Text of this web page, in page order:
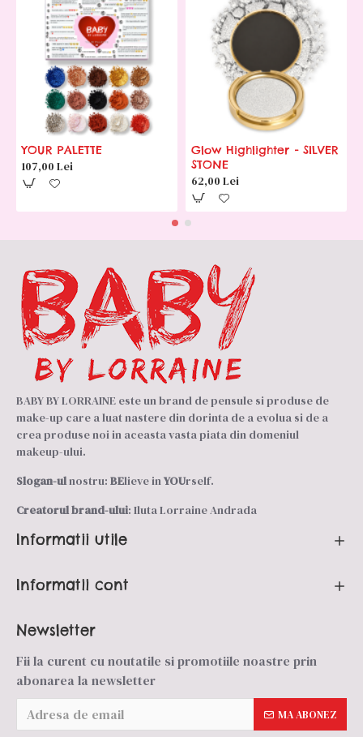
YOUR PALETTE
107,00 Lei
Glow Highlighter - SILVER
STONE
62,00 Lei
BABY BY LORRAINE este un brand de pensule si produse de
make-up care a luat nastere din dorinta de a evolua si de a
crea produse noi in aceasta vasta piata din domeniul
makeup-ului.
Slogan-ulnostru: BElieve inYOUrself.
Creatorul brand-ului: Iluta Lorraine Andrada
Informatii utile
Informatii cont
Newsletter
Fii la curent cu noutatile si promotiile noastre prin
abonarea la newsletter
MA ABONEZ